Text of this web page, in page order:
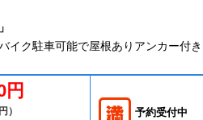
イク駐車可能で屋根ありアンカー付き
円
） 予約受付中